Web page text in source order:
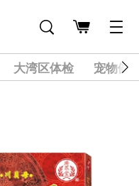
大湾区体检 宠物健